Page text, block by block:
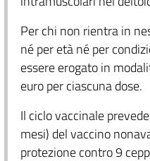
Per chi non rientra in
né per età né per
essere erogato in
euro per ciascuna dose.
Il ciclo vaccinale
mesi) del vaccino
protezione contro 9